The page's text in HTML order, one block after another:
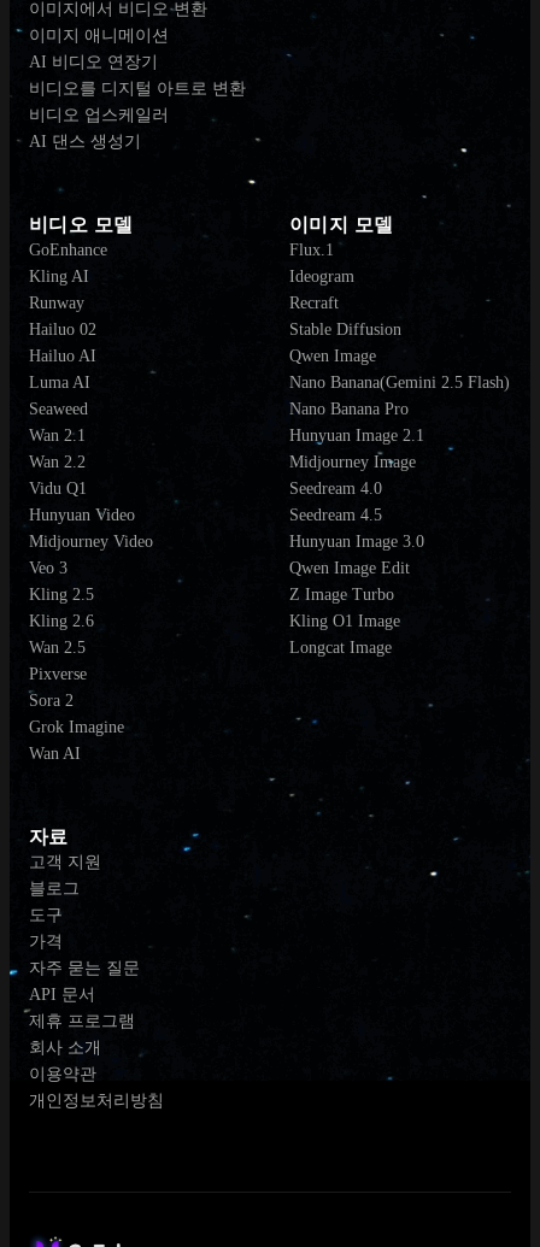
이미지에서 비디오 변환
이미지 애니메이션
AI 비디오 연장기
비디오를 디지털 아트로 변환
비디오 업스케일러
AI 댄스 생성기
비디오 모델
GoEnhance
Kling AI
Runway
Hailuo 02
Hailuo AI
Luma AI
Seaweed
Wan 2.1
Wan 2.2
Vidu Q1
Hunyuan Video
Midjourney Video
Veo 3
Kling 2.5
Kling 2.6
Wan 2.5
Pixverse
Sora 2
Grok Imagine
Wan AI
이미지 모델
Flux.1
Ideogram
Recraft
Stable Diffusion
Qwen Image
Nano Banana(Gemini 2.5 Flash)
Nano Banana Pro
Hunyuan Image 2.1
Midjourney Image
Seedream 4.0
Seedream 4.5
Hunyuan Image 3.0
Qwen Image Edit
Z Image Turbo
Kling O1 Image
Longcat Image
자료
고객 지원
블로그
도구
가격
자주 묻는 질문
API 문서
제휴 프로그램
회사 소개
이용약관
개인정보처리방침